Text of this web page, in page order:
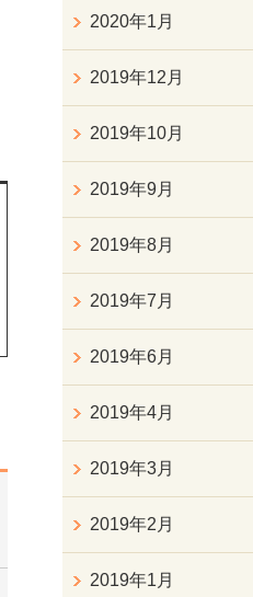
2020年1月
2019年12月
2019年10月
2019年9月
2019年8月
2019年7月
2019年6月
2019年4月
2019年3月
2019年2月
2019年1月